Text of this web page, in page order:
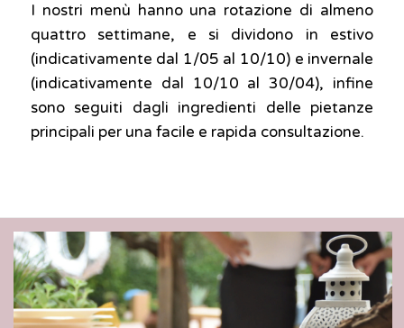
I nostri menù hanno una rotazione di almeno
quattro settimane, e si dividono in estivo
(indicativamente dal 1/05 al 10/10) e invernale
(indicativamente dal 10/10 al 30/04), infine
sono seguiti dagli ingredienti delle pietanze
principali per una facile e rapida consultazione.